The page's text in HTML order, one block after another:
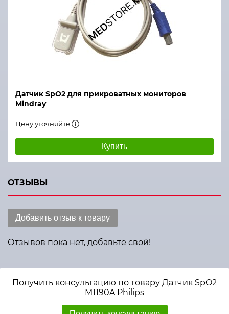
Датчик SpO2 для прикроватных мониторов
Mindray
Цену уточняйте
Купить
ОТЗЫВЫ
Добавить отзыв к товару
Отзывов пока нет, добавьте свой!
Получить консультацию по товару Датчик SpO2
M1190A Philips